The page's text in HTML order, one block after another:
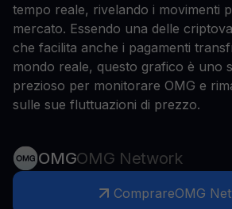
tempo reale, rivelando i movimenti
mercato. Essendo una delle
che facilita anche i pagamenti
mondo reale, questo grafico è uno
prezioso per monitorare OMG e
sulle sue fluttuazioni di prezzo.
OMGOMG Network
ComprareOMG